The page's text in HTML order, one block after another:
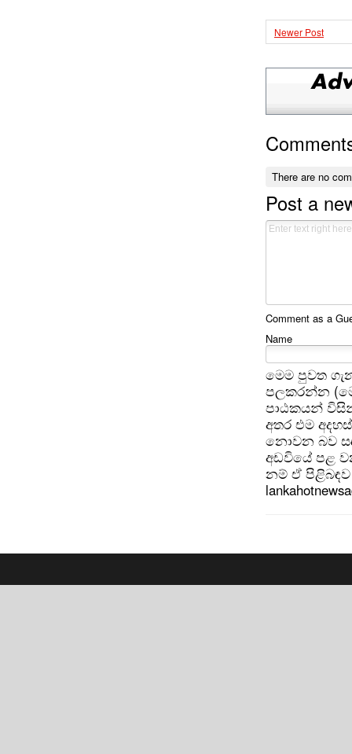
Newer Post
There are no
Post a
Comment as a
Name
මෙම පුවත
පලකරන්න
පාඨකයන්
අතර එම
නොවන බව
අඩවියේ පළ
නම් ඒ පිළිබඳව